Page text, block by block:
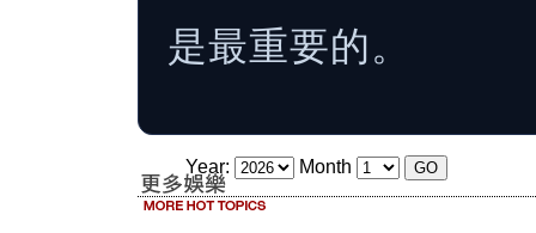
是最重要的。
Year: Month